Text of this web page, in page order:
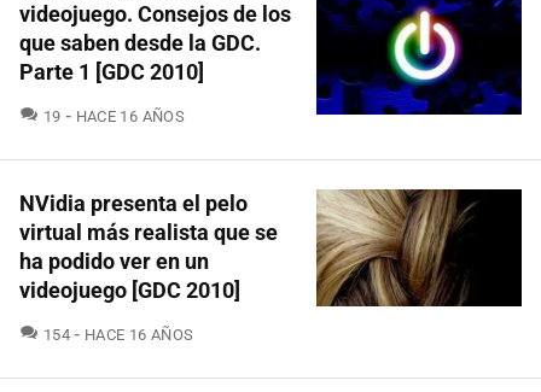
videojuego. Consejos de los
que saben desde la GDC.
Parte 1 [GDC 2010]
19 COMENTARIOS
HACE 16 AÑOS
NVidia presenta el pelo
virtual más realista que se
ha podido ver en un
videojuego [GDC 2010]
154 COMENTARIOS
HACE 16 AÑOS